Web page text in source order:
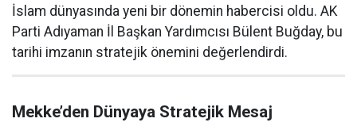
İslam dünyasında yeni bir dönemin habercisi oldu. AK
Parti Adıyaman İl Başkan Yardımcısı Bülent Buğday, bu
tarihi imzanın stratejik önemini değerlendirdi.
Mekke’den Dünyaya Stratejik Mesaj